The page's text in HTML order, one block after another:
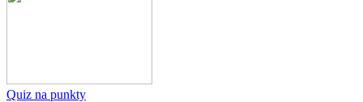
Quiz na punkty